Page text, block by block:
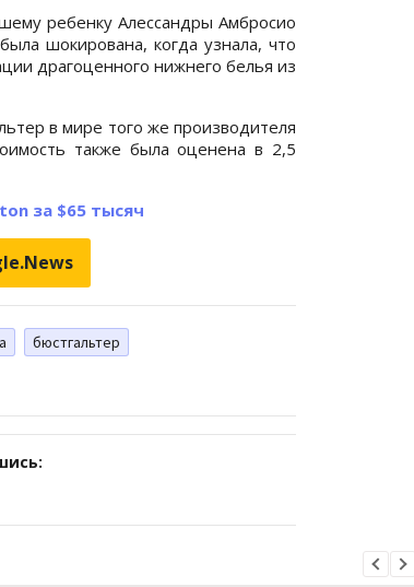
ребенку Алессандры Амбросио
шокирована, когда узнала, что
драгоценного нижнего белья из
в мире того же производителя
также была оценена в 2,5
за $65 тысяч
бюстгальтер